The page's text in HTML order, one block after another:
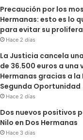
Precaución por los
Hermanas: esto es lo
para evitar su
Hace 2 días
La Justicia cancela
de 36.500 euros a una
Hermanas gracias a la
Segunda Oportunidad
Hace 2 días
Dos nuevos positivos
Nilo en Dos Hermanas
Hace 3 días